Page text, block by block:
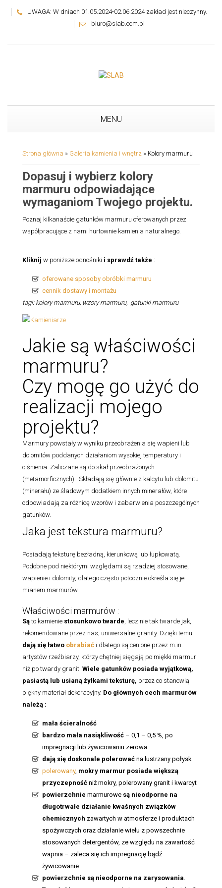
UWAGA: W dniach 01.05.2024-02.06.2024 zakład jest nieczynny.
biuro@slab.com.pl
MENU
Strona główna » Galeria kamienia i wnętrz » Kolory marmuru
Dopasuj i wybierz kolory
marmuru odpowiadające
wymaganiom Twojego projektu.
Poznaj kilkanaście gatunków marmuru oferowanych przez
współpracujące z nami hurtownie kamienia naturalnego.
Kliknij w poniższe odnośniki i sprawdź także :
oferowane sposoby obróbki marmuru
cennik dostawy i montażu
tagi: kolory marmuru, wzory marmuru, gatunki marmuru
Jakie są właściwości
marmuru?
Czy mogę go użyć do
realizacji mojego
projektu?
Marmury powstały w wyniku przeobrażenia się wapieni lub
dolomitów poddanych działaniom wysokiej temperatury i
ciśnienia. Zaliczane są do skał przeobrażonych
(metamorficznych). Składają się głównie z kalcytu lub dolomitu
(minerału) ze śladowym dodatkiem innych minerałów, które
odpowiadają za różnicę wzorów i zabarwienia poszczególnych
gatunków.
Jaka jest tekstura marmuru?
Posiadają teksturę bezładną, kierunkową lub łupkowatą.
Podobne pod niektórymi względami są rzadziej stosowane,
wapienie i dolomity, dlatego często potocznie określa się je
mianem marmurów.
Właściwości marmurów :
Sąto kamienie stosunkowo twarde , lecz nie tak twarde jak,
rekomendowane przez nas, uniwersalne granity. Dzięki temu
dają się łatwo obrabiać i dlatego są cenione przez m.in.
artystów rzeźbiarzy, którzy chętniej sięgają po miękki marmur
niż po twardy granit. Wiele gatunków posiada wyjątkową,
pasiastą lub usianą żyłkami teksturę, przez co stanowią
piękny materiał dekoracyjny. Do głównych cech marmurów
należą :
mała ścieralność
bardzo mała nasiąkliwość – 0,1 – 0,5 %, po
impregnacji lub żywicowaniu zerowa
dają się doskonale polerować na lustrzany połysk
polerowany, mokry marmur posiada większą
przyczepność niż mokry, polerowany granit i kwarcyt
powierzchnie marmurowe są nieodporne na
długotrwałe działanie kwaśnych związków
chemicznych zawartych w atmosferze i produktach
spożywczych oraz działanie wielu z powszechnie
stosowanych detergentów, ze względu na zawartość
wapnia – zaleca się ich impregnację bądź
żywicowanie
powierzchnie są nieodporne na zarysowania